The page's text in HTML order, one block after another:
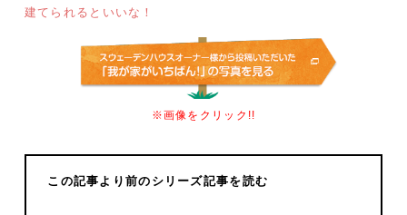
建てられるといいな！
※画像をクリック!!
この記事より前のシリーズ記事を読む